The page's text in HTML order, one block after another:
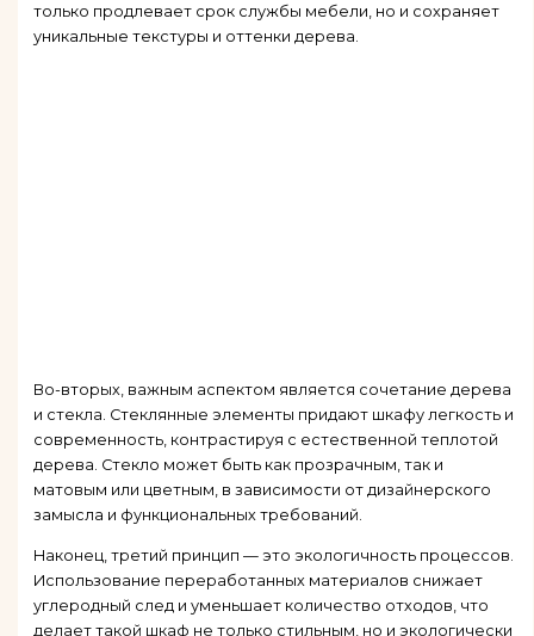
только продлевает срок службы мебели, но и сохраняет
уникальные текстуры и оттенки дерева.
Во-вторых, важным аспектом является сочетание дерева
и стекла. Стеклянные элементы придают шкафу легкость и
современность, контрастируя с естественной теплотой
дерева. Стекло может быть как прозрачным, так и
матовым или цветным, в зависимости от дизайнерского
замысла и функциональных требований.
Наконец, третий принцип — это экологичность процессов.
Использование переработанных материалов снижает
углеродный след и уменьшает количество отходов, что
делает такой шкаф не только стильным, но и экологически